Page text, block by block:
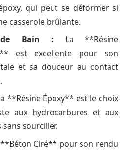
qui peut se déformer si
casserole brûlante.
Bain : La **Résine
est excellente pour son
et sa douceur au contact
**Résine Époxy** est le choix
aux hydrocarbures et aux
sans sourciller.
**Béton Ciré** pour son rendu